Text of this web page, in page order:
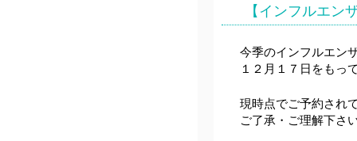
【インフルエ
今季のインフルエン
１２月１７日をもっ
現時点でご予約され
ご了承・ご理解下さ